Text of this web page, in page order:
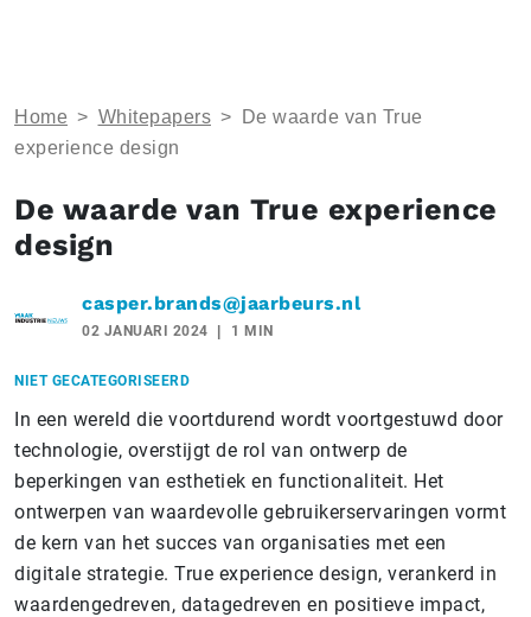
Home > Whitepapers >
De waarde van True
experience design
De waarde van True experience
design
casper.brands@jaarbeurs.nl
02 JANUARI 2024 1 MIN
NIET GECATEGORISEERD
In een wereld die voortdurend wordt voortgestuwd door
technologie, overstijgt de rol van ontwerp de
beperkingen van esthetiek en functionaliteit. Het
ontwerpen van waardevolle gebruikerservaringen vormt
de kern van het succes van organisaties met een
digitale strategie. True experience design, verankerd in
waardengedreven, datagedreven en positieve impact,